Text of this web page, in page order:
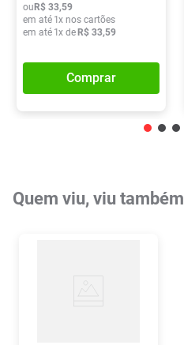
ou R$ 33,59
em até 1x nos cartões
em até 1x de R$ 33,59
Comprar
Quem viu, viu também